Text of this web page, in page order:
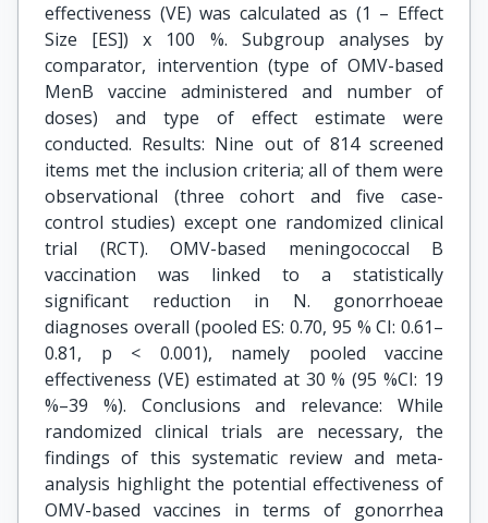
effectiveness (VE) was calculated as (1 – Effect
Size [ES]) x 100 %. Subgroup analyses by
comparator, intervention (type of OMV-based
MenB vaccine administered and number of
doses) and type of effect estimate were
conducted. Results: Nine out of 814 screened
items met the inclusion criteria; all of them were
observational (three cohort and five case-
control studies) except one randomized clinical
trial (RCT). OMV-based meningococcal B
vaccination was linked to a statistically
significant reduction in N. gonorrhoeae
diagnoses overall (pooled ES: 0.70, 95 % CI: 0.61–
0.81, p < 0.001), namely pooled vaccine
effectiveness (VE) estimated at 30 % (95 %CI: 19
%–39 %). Conclusions and relevance: While
randomized clinical trials are necessary, the
findings of this systematic review and meta-
analysis highlight the potential effectiveness of
OMV-based vaccines in terms of gonorrhea